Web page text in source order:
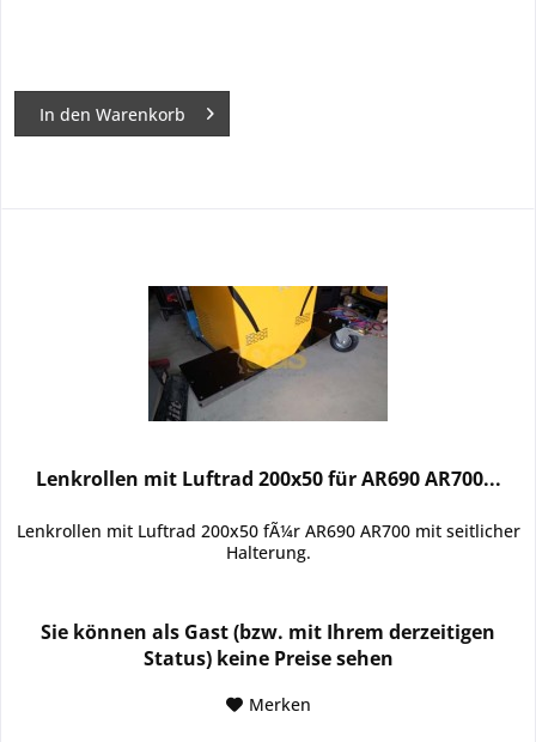
In den Warenkorb
Lenkrollen mit Luftrad 200x50 für AR690 AR700...
Lenkrollen mit Luftrad 200x50 fÃ¼r AR690 AR700 mit seitlicher
Halterung.
Sie können als Gast (bzw. mit Ihrem derzeitigen
Status) keine Preise sehen
Merken